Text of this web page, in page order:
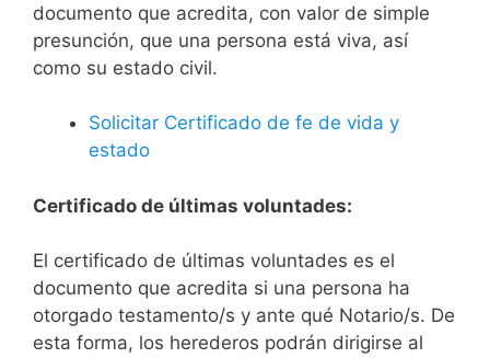
documento que acredita, con valor de simple
presunción, que una persona está viva, así
como su estado civil.
Solicitar Certificado de fe de vida y
estado
Certificado de últimas voluntades:
El certificado de últimas voluntades es el
documento que acredita si una persona ha
otorgado testamento/s y ante qué Notario/s. De
esta forma, los herederos podrán dirigirse al